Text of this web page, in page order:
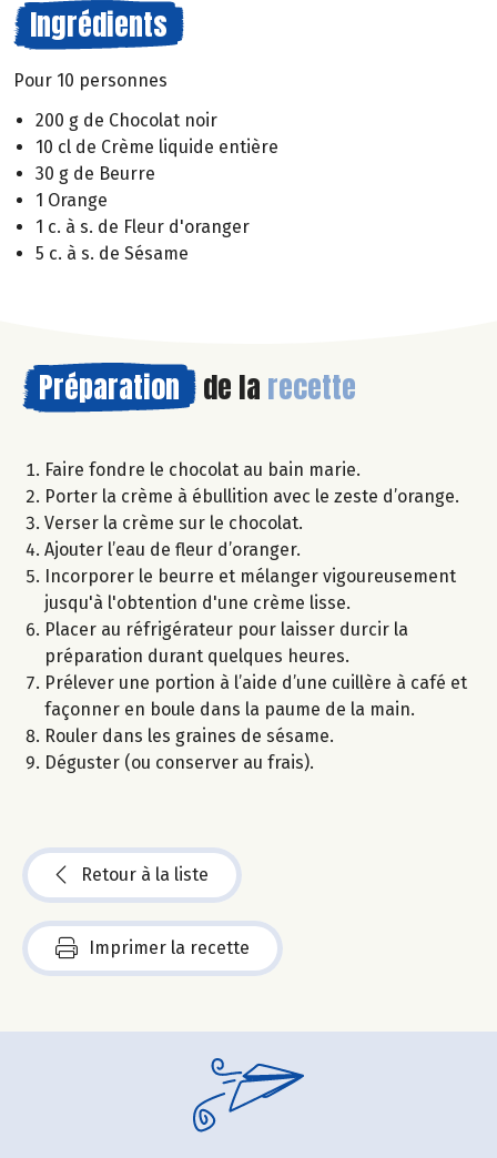
Ingrédients
Pour 10 personnes
200 g de Chocolat noir
10 cl de Crème liquide entière
30 g de Beurre
1 Orange
1 c. à s. de Fleur d'oranger
5 c. à s. de Sésame
Préparation de la recette
Faire fondre le chocolat au bain marie.
Porter la crème à ébullition avec le zeste d’orange.
Verser la crème sur le chocolat.
Ajouter l’eau de fleur d’oranger.
Incorporer le beurre et mélanger vigoureusement
jusqu'à l'obtention d'une crème lisse.
Placer au réfrigérateur pour laisser durcir la
préparation durant quelques heures.
Prélever une portion à l’aide d’une cuillère à café et
façonner en boule dans la paume de la main.
Rouler dans les graines de sésame.
Déguster (ou conserver au frais).
Retour à la liste
Imprimer la recette